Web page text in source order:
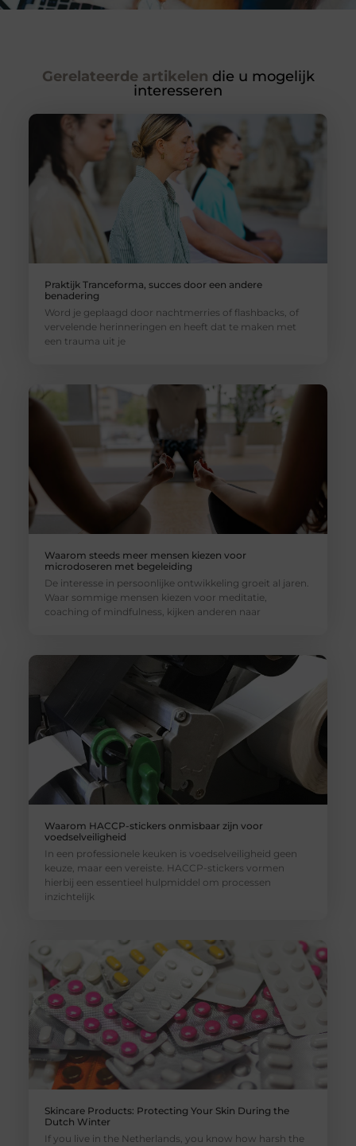
Gerelateerde artikelen die u mogelijk
interesseren
Praktijk Tranceforma, succes door een andere
benadering
Word je geplaagd door nachtmerries of flashbacks, of
vervelende herinneringen en heeft dat te maken met
een trauma uit je
Waarom steeds meer mensen kiezen voor
microdoseren met begeleiding
De interesse in persoonlijke ontwikkeling groeit al jaren.
Waar sommige mensen kiezen voor meditatie,
coaching of mindfulness, kijken anderen naar
Waarom HACCP-stickers onmisbaar zijn voor
voedselveiligheid
In een professionele keuken is voedselveiligheid geen
keuze, maar een vereiste. HACCP-stickers vormen
hierbij een essentieel hulpmiddel om processen
inzichtelijk
Skincare Products: Protecting Your Skin During the
Dutch Winter
If you live in the Netherlands, you know how harsh the